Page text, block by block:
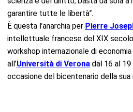
garantire tutte le libertà”.
È questa l’anarchia per Pierre
intellettuale francese del XIX
workshop internazionale di
all’Università di Verona dal 16 al
occasione del bicentenario della sua